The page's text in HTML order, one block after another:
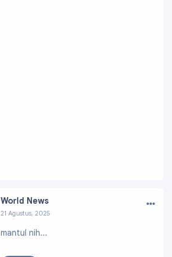
World News
21 Agustus, 2025
8331498804539319
…
mantul nih...